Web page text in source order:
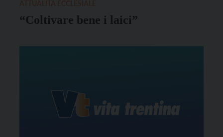
“Coltivare bene i laici”